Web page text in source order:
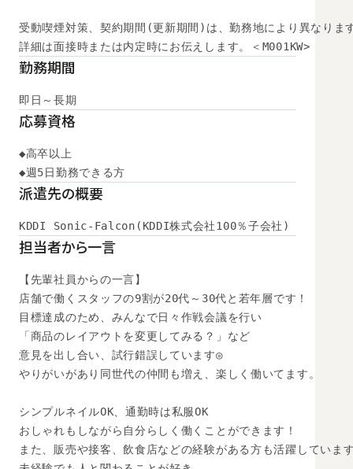
受動喫煙対策、契約期間(更新期間)は、勤務地により異なりま
詳細は面接時または内定時にお伝えします。＜M001KW>
勤務期間
即日～長期
応募資格
◆高卒以上
◆週5日勤務できる方
派遣先の概要
KDDI Sonic-Falcon(KDDI株式会社100％子会社)
担当者から一言
【先輩社員からの一言】
店舗で働くスタッフの9割が20代～30代と若年層です！
目標達成のため、みんなで日々作戦会議を行い
「商品のレイアウトを変更してみる？」など
意見を出し合い、試行錯誤しています◎
やりがいがあり同世代の仲間も増え、楽しく働いてます。
シンプルネイルOK、通勤時は私服OK
おしゃれもしながら自分らしく働くことができます！
また、販売や接客、飲食店などの経験がある方も活躍していま